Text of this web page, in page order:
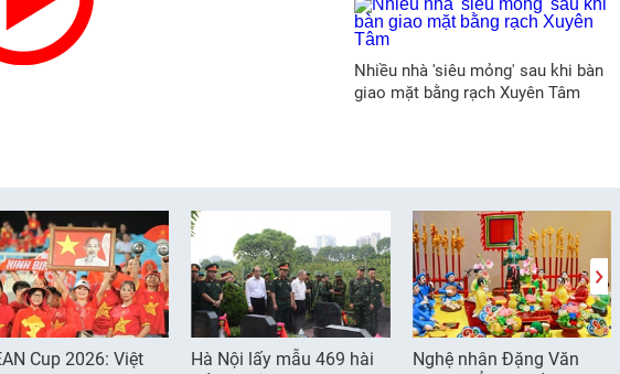
Nhiều nhà 'siêu mỏng' sau khi bàn
giao mặt bằng rạch Xuyên Tâm
Cup 2026: Việt
Hà Nội lấy mẫu 469 hài
Nghệ nhân Đặng Văn